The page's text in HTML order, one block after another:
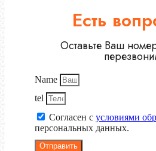
Есть
Оставьте Ваш
Name
tel
Согласен с условиями
персональных данных.
Отправить